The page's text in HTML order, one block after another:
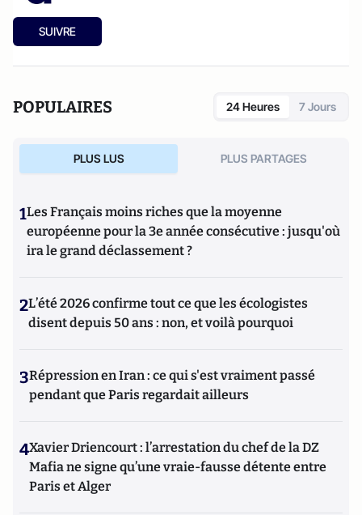
SUIVRE
POPULAIRES 24 Heures 7 Jours
PLUS LUS PLUS PARTAGES
1Les Français moins riches que la moyenne
européenne pour la 3e année consécutive : jusqu'où
ira le grand déclassement ?
2L’été 2026 confirme tout ce que les écologistes
disent depuis 50 ans : non, et voilà pourquoi
3Répression en Iran : ce qui s'est vraiment passé
pendant que Paris regardait ailleurs
4Xavier Driencourt : l’arrestation du chef de la DZ
Mafia ne signe qu’une vraie-fausse détente entre
Paris et Alger